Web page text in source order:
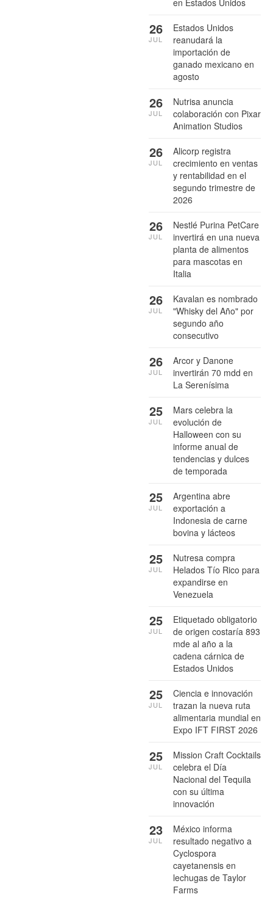
en Estados Unidos
Estados Unidos
reanudará la
importación de
ganado mexicano en
agosto
26
JUL
Nutrisa anuncia
colaboración con Pixar
Animation Studios
26
JUL
Alicorp registra
crecimiento en ventas
y rentabilidad en el
segundo trimestre de
2026
26
JUL
Nestlé Purina PetCare
invertirá en una nueva
planta de alimentos
para mascotas en
Italia
26
JUL
Kavalan es nombrado
"Whisky del Año" por
segundo año
consecutivo
26
JUL
Arcor y Danone
invertirán 70 mdd en
La Serenísima
26
JUL
Mars celebra la
evolución de
Halloween con su
informe anual de
tendencias y dulces
de temporada
25
JUL
Argentina abre
exportación a
Indonesia de carne
bovina y lácteos
25
JUL
Nutresa compra
Helados Tío Rico para
expandirse en
Venezuela
25
JUL
Etiquetado obligatorio
de origen costaría 893
mde al año a la
cadena cárnica de
Estados Unidos
25
JUL
Ciencia e innovación
trazan la nueva ruta
alimentaria mundial en
Expo IFT FIRST 2026
25
JUL
Mission Craft Cocktails
celebra el Día
Nacional del Tequila
con su última
innovación
25
JUL
México informa
resultado negativo a
Cyclospora
cayetanensis en
lechugas de Taylor
Farms
23
JUL